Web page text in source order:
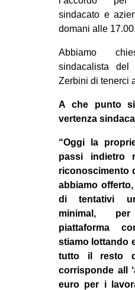
sindacato e
domani alle 17.00.
Abbiamo
sindacalista del
Zerbini di tenerci
A che punto
vertenza
“Oggi la
passi indietro
riconoscimento
abbiamo
di tentativi
minimal,
piattaforma
stiamo lottando
tutto il resto
corrisponde all
euro per i